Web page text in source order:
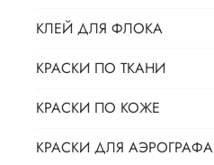
КЛЕЙ ДЛЯ ФЛОКА
КРАСКИ ПО ТКАНИ
КРАСКИ ПО КОЖЕ
КРАСКИ ДЛЯ АЭРОГРАФА